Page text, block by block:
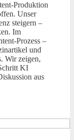
Produktion
Unser
steigern –
Im
Prozess –
und
Wir zeigen,
KI
aus